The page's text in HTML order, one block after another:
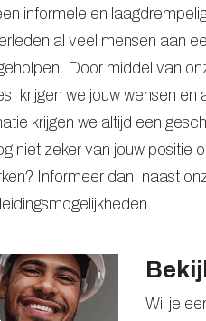
informele en
al veel mensen aan
Door middel van
krijgen we jouw wensen en
krijgen we altijd een
niet zeker van jouw positie
Informeer dan, naast
Wil je